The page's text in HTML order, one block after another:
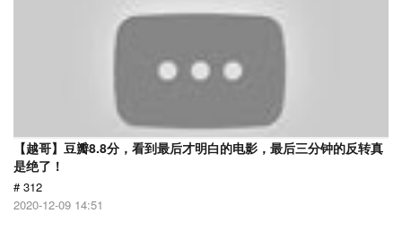
【越哥】豆瓣8.8分，看到最后才明白的电影，最后三分钟的反转真
是绝了！
# 312
2020-12-09 14:51